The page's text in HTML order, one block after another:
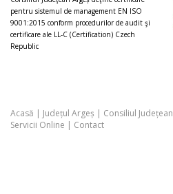
pentru sistemul de management EN ISO
9001:2015 conform procedurilor de audit şi
certificare ale LL-C (Certification) Czech
Republic
Acasă | Județul Argeș | Consiliul Județean
Servicii Online | Contact